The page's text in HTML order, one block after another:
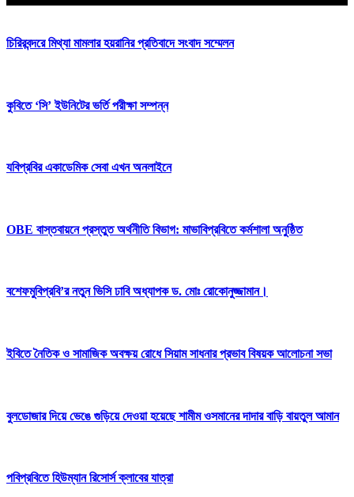
চিরিরবন্দরে মিথ্যা মামলার হয়রানির প্রতিবাদে সংবাদ সম্মেলন
কুবিতে ‘সি’ ইউনিটের ভর্তি পরীক্ষা সম্পন্ন
যবিপ্রবির একাডেমিক সেবা এখন অনলাইনে
OBE বাস্তবায়নে প্রস্তুত অর্থনীতি বিভাগ: মাভাবিপ্রবিতে কর্মশালা অনুষ্ঠিত
বশেফমুবিপ্রবি’র নতুন ভিসি ঢাবি অধ্যাপক ড. মোঃ রোকোনুজ্জামান।
ইবিতে নৈতিক ও সামাজিক অবক্ষয় রোধে সিয়াম সাধনার প্রভাব বিষয়ক আলোচনা সভা
বুলডোজার দিয়ে ভেঙে গুড়িয়ে দেওয়া হয়েছে শামীম ওসমানের দাদার বাড়ি বায়তুল আমান
পবিপ্রবিতে হিউম্যান রিসোর্স ক্লাবের যাত্রা